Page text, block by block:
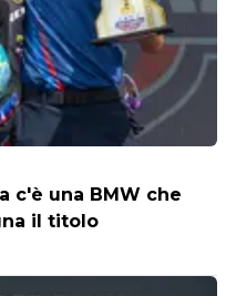
c'è una BMW che
il titolo